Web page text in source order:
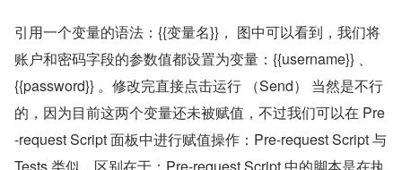
引用一个变量的语法：{{变量名}}， 图中可以看到，我们将
账户和密码字段的参数值都设置为变量：{{username}} 、
{{password}} 。修改完直接点击运行 （Send） 当然是不行
的，因为目前这两个变量还未被赋值，不过我们可以在 Pre
-request Script 面板中进行赋值操作：Pre-request Script 与